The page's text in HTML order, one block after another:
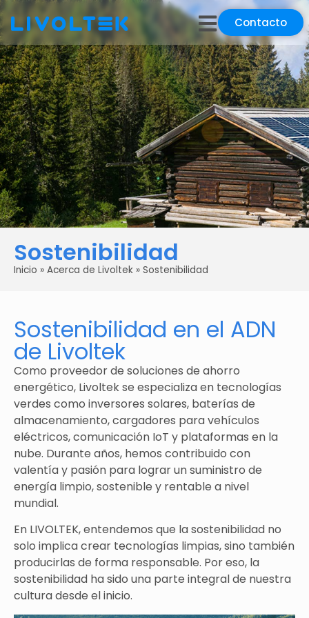
Contacto
Sostenibilidad
Inicio » Acerca de Livoltek » Sostenibilidad
Sostenibilidad en el ADN
de Livoltek
Como proveedor de soluciones de ahorro
energético, Livoltek se especializa en tecnologías
verdes como inversores solares, baterías de
almacenamiento, cargadores para vehículos
eléctricos, comunicación IoT y plataformas en la
nube. Durante años, hemos contribuido con
valentía y pasión para lograr un suministro de
energía limpio, sostenible y rentable a nivel
mundial.
En LIVOLTEK, entendemos que la sostenibilidad no
solo implica crear tecnologías limpias, sino también
producirlas de forma responsable. Por eso, la
sostenibilidad ha sido una parte integral de nuestra
cultura desde el inicio.